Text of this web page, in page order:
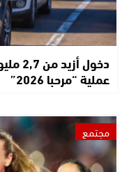
عملية “مرحبا 2026”
مجتمع